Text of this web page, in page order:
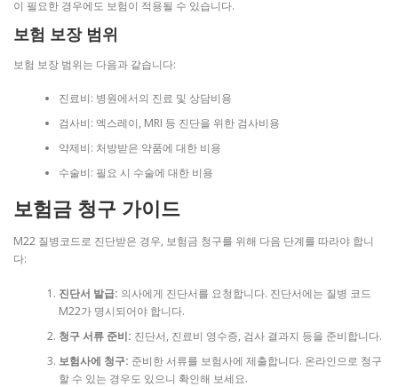
이 필요한 경우에도 보험이 적용될 수 있습니다.
보험 보장 범위
보험 보장 범위는 다음과 같습니다:
진료비: 병원에서의 진료 및 상담비용
검사비: 엑스레이, MRI 등 진단을 위한 검사비용
약제비: 처방받은 약품에 대한 비용
수술비: 필요 시 수술에 대한 비용
보험금 청구 가이드
M22 질병코드로 진단받은 경우, 보험금 청구를 위해 다음 단계를 따라야 합니
다:
진단서 발급: 의사에게 진단서를 요청합니다. 진단서에는 질병 코드
M22가 명시되어야 합니다.
청구 서류 준비: 진단서, 진료비 영수증, 검사 결과지 등을 준비합니다.
보험사에 청구: 준비한 서류를 보험사에 제출합니다. 온라인으로 청구
할 수 있는 경우도 있으니 확인해 보세요.